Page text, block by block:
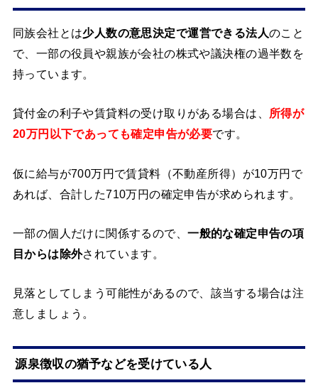
同族会社とは少人数の意思決定で運営できる法人のこと
で、一部の役員や親族が会社の株式や議決権の過半数を
持っています。
貸付金の利子や賃貸料の受け取りがある場合は、 所得が
20万円以下であっても確定申告が必要です。
仮に給与が700万円で賃貸料（不動産所得）が10万円で
あれば、合計した710万円の確定申告が求められます。
一部の個人だけに関係するので、一般的な確定申告の項
目からは除外されています。
見落としてしまう可能性があるので、該当する場合は注
意しましょう。
源泉徴収の猶予などを受けている人